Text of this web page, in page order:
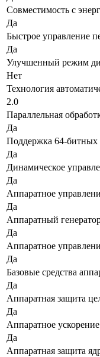
Совместимость с
Да
Быстрое управление
Да
Улучшенный режим
Нет
Технология
2.0
Параллельная
Да
Поддержка 64-битных
Да
Динамическое
Да
Аппаратное
Да
Аппаратный
Да
Аппаратное
Да
Базовые средства
Да
Аппаратная защита
Да
Аппаратное
Да
Аппаратная защита